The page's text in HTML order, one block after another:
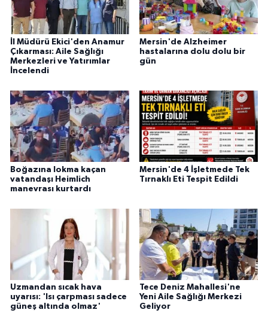
İl Müdürü Ekici'den Anamur
Çıkarması: Aile Sağlığı
Merkezleri ve Yatırımlar
İncelendi
Mersin'de Alzheimer
hastalarına dolu dolu bir
gün
Boğazına lokma kaçan
vatandaşı Heimlich
manevrası kurtardı
Mersin'de 4 İşletmede Tek
Tırnaklı Eti Tespit Edildi
Uzmandan sıcak hava
uyarısı: 'Isı çarpması sadece
güneş altında olmaz'
Tece Deniz Mahallesi'ne
Yeni Aile Sağlığı Merkezi
Geliyor